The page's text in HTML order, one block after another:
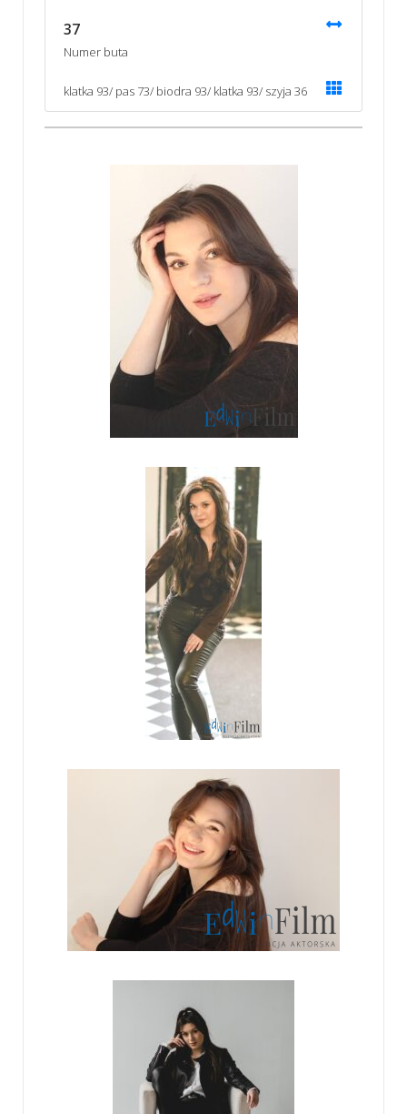
37
Numer buta
klatka 93/ pas 73/ biodra 93/ klatka 93/ szyja 36